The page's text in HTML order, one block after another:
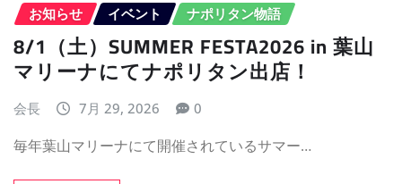
お知らせ イベント ナポリタン物語
8/1（土）SUMMER FESTA2026 in 葉山
マリーナにてナポリタン出店！
会長 7月 29, 2026 0
毎年葉山マリーナにて開催されているサマー…